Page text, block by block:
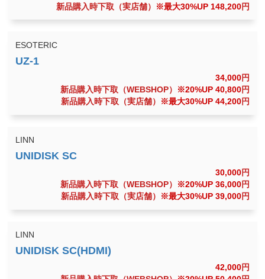
新品購入時下取（実店舗）
※最大30%UP 148,200円
ESOTERIC
34,000円
新品購入時下取（WEBSHOP）
※20%UP 40,800円
新品購入時下取（実店舗）
※最大30%UP 44,200円
LINN
30,000円
新品購入時下取（WEBSHOP）
※20%UP 36,000円
新品購入時下取（実店舗）
※最大30%UP 39,000円
LINN
42,000円